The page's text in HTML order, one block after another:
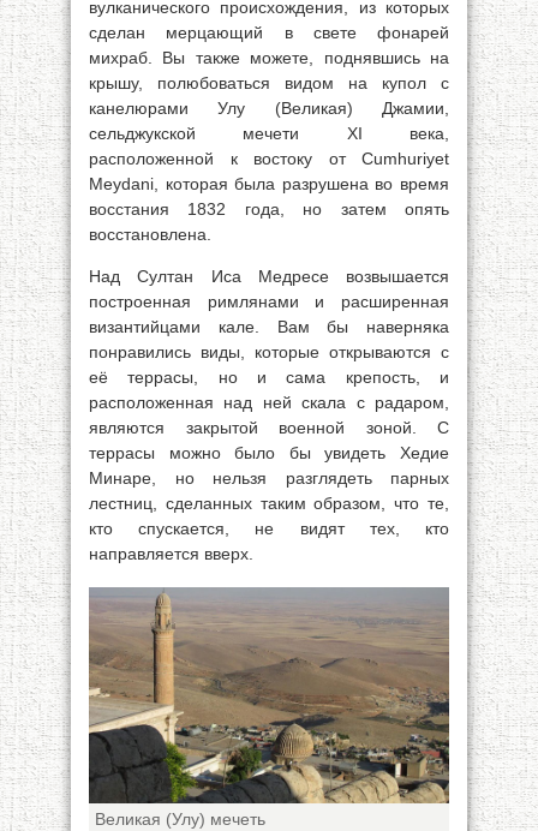
вулканического происхождения, из которых
сделан мерцающий в свете фонарей
михраб. Вы также можете, поднявшись на
крышу, полюбоваться видом на купол с
канелюрами Улу (Великая) Джамии,
сельджукской мечети XI века,
расположенной к востоку от Cumhuriyet
Meydani, которая была разрушена во время
восстания 1832 года, но затем опять
восстановлена.
Над Султан Иса Медресе возвышается
построенная римлянами и расширенная
византийцами кале. Вам бы наверняка
понравились виды, которые открываются с
её террасы, но и сама крепость, и
расположенная над ней скала с радаром,
являются закрытой военной зоной. С
террасы можно было бы увидеть Хедие
Минаре, но нельзя разглядеть парных
лестниц, сделанных таким образом, что те,
кто спускается, не видят тех, кто
направляется вверх.
Великая (Улу) мечеть